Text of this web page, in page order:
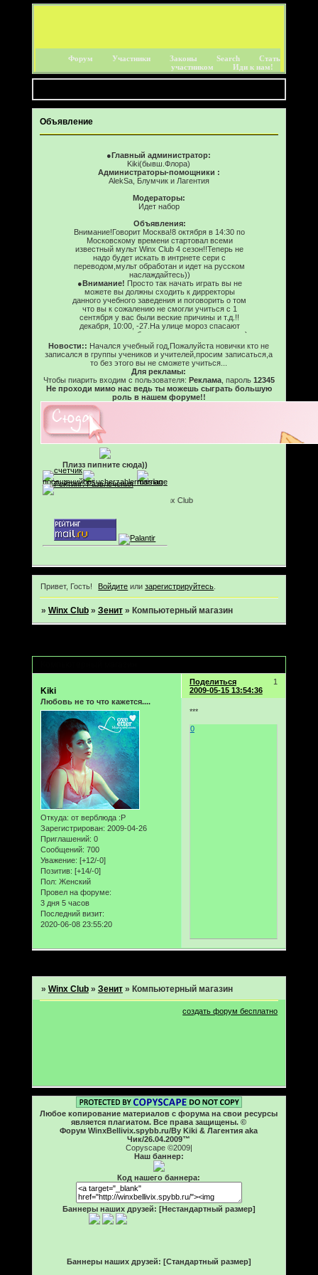
Форум Участники Законы Search
Стать
участником
Иди к нам!
Объявление
●Главный администратор:
Kiki(бывш.Флора)
Администраторы-помощники :
AlekSa, Блумчик и Лагентия
Модераторы:
Идет набор
Объявления:
Внимание!Говорит Москва!8 октября в 14:30 по
Московскому времени стартовал всеми
известный мульт Winx Club 4 сезон!!Теперь не
надо будет искать в интрнете сери с
переводом,мульт обработан и идет на русском
наслаждайтесь))
●Внимание! Просто так начать играть вы не
можете вы должны сходить к дирректоры
данного учебного заведения и поговорить о том
что вы к сожалению не смогли учиться с 1
сентября у вас были веские причины и т.д.!!
декабря, 10:00, -27.На улице мороз спасают
только теплые шубы и вазаные мутоном шапки)
Новости:: Начался учебный год,Пожалуйста новички кто не
записался в группы учеников и учителей,просим записаться,а
то без этого вы не сможете учиться...
Для рекламы:
Чтобы пиарить входим с пользователя: Реклама, пароль 12345
Не проходи мимо нас ведь ты можешь сыграть большую
роль в нашем форуме!!
Плизз пипните сюда))
ролевой по итальянскому мутфильму Winx Club
Привет, Гость! Войдите илизарегистрируйтесь
» Winx Club » Зенит » Компьютерный магазин
Поделиться
1
2009-05-15 13:54:36
Kiki
Любовь не то что кажется....
Откуда: от верблюда :Р
Зарегистрирован: 2009-04-26
Приглашений: 0
Сообщений: 700
Уважение: [+12/-0]
Позитив: [+14/-0]
Пол: Женский
Провел на форуме:
3 дня 5 часов
Последний визит:
2020-06-08 23:55:20
***
0
» Winx Club » Зенит » Компьютерный магазин
создать форум бесплатно
Любое копирование материалов с форума на свои ресурсы
является плагиатом. Все права защищены. ©
Форум WinxBellivix.spybb.ru/By Kiki & Лагентия aka
Чик/26.04.2009™
Copyscape ©2009|
Наш баннер:
Код нашего баннера:
Баннеры наших друзей: [Нестандартный размер]
Баннеры наших друзей: [Стандартный размер]